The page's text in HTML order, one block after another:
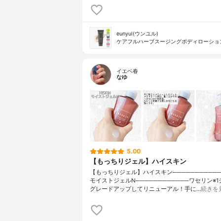
eunyul(ウンユル)
ケアフルハーブスージングボディローショ
イエベ春
なゆ
5.00
【もっちりジェル】ハイスキン
【もっちりジェル】ハイスキン
モイストジェルN────────────ワセリン※1
グレードアップしてリニューアル！手に…続きを